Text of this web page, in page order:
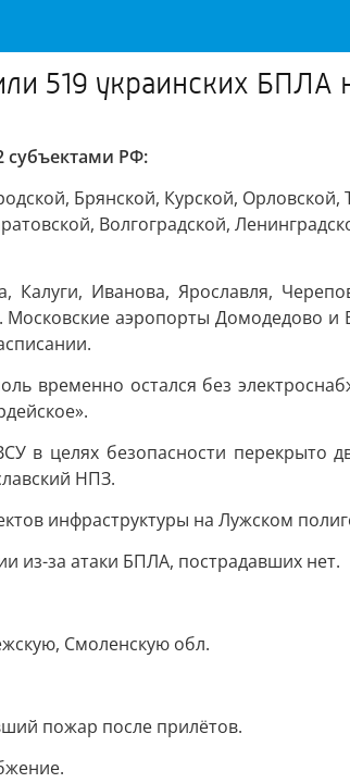
519 украинских БПЛА
РФ:
Брянской, Курской,
Волгоградской,
Калуги, Иванова, Ярославля,
аэропорты Домодедово
временно остался без
в целях безопасности
НПЗ.
инфраструктуры на Лужском
из-за атаки БПЛА, пострадавших нет.
Смоленскую обл.
пожар после прилётов.